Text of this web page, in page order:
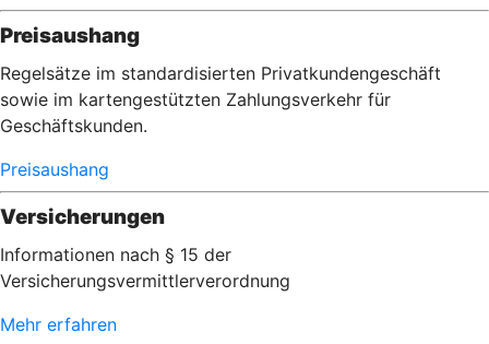
Preisaushang
Regelsätze im standardisierten Privatkundengeschäft
sowie im kartengestützten Zahlungsverkehr für
Geschäftskunden.
Preisaushang
Versicherungen
Informationen nach § 15 der
Versicherungsvermittlerverordnung
Mehr erfahren